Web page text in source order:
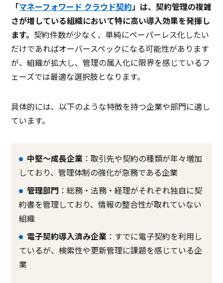
「マネーフォワード クラウド契約」は、契約管理の複雑
さが増している組織において特に高い導入効果を発揮し
ます。 契約件数が少なく、単純にペーパーレス化したい
だけであればオーバースペックになる可能性があります
が、組織が拡大し、管理の属人化に限界を感じているフ
ェーズでは最適な選択肢となります。
具体的には、以下のような特徴を持つ企業や部門に適し
ています。
中堅〜成長企業 ：取引先や契約の種類が年々増加
しており、管理体制の強化が急務である企業
管理部門 ：総務・法務・経理がそれぞれ独自に契
約書を管理しており、情報の整合性が取れていない
組織
電子契約導入済み企業 ：すでに電子契約を利用し
ているが、検索性や更新管理に課題を感じている企
業